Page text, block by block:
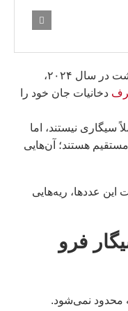
بر اساس گزارش سازمان جهانی بهداشت در سال ۲۰۲۴،
دخانیات جان خود را
نفر اصلاً سیگاری نیستند، اما
هستند؛ آن‌هایی
عددها، ریه‌هایی
فرو
محدود نمی‌شود.